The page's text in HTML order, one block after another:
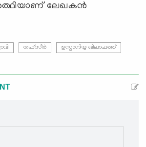
ലേഖകന്‍
തഫ്സീർ ഉസ്മാനിയ്യ ഖിലാഫത്ത്